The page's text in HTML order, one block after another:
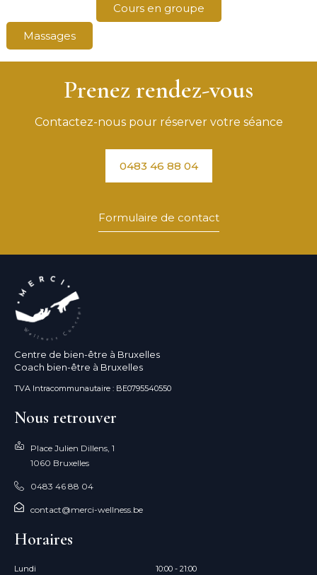
Cours en groupe
Massages
Prenez rendez-vous
Contactez-nous pour réserver votre séance
0483 46 88 04
Formulaire de contact
Centre de bien-être à Bruxelles
Coach bien-être à Bruxelles
TVA Intracommunautaire : BE0795540550
Nous retrouver
Place Julien Dillens, 1
1060 Bruxelles
0483 46 88 04
contact@merci-wellness.be
Horaires
Lundi 10:00 - 21:00